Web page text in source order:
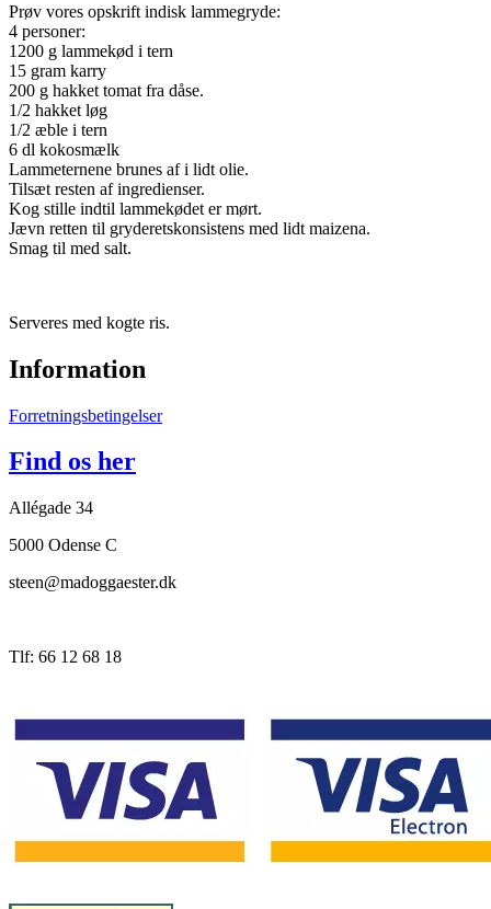
Prøv vores opskrift indisk lammegryde:
4 personer:
1200 g lammekød i tern
15 gram karry
200 g hakket tomat fra dåse.
1/2 hakket løg
1/2 æble i tern
6 dl kokosmælk
Lammeternene brunes af i lidt olie.
Tilsæt resten af ingredienser.
Kog stille indtil lammekødet er mørt.
Jævn retten til gryderetskonsistens med lidt maizena.
Smag til med salt.
Serveres med kogte ris.
Information
Forretningsbetingelser
Find os her
Allégade 34
5000 Odense C
steen@madoggaester.dk
Tlf: 66 12 68 18